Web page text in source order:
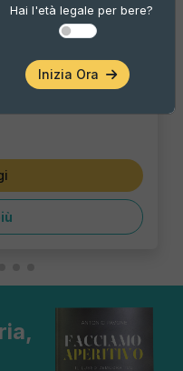
Hai l'età legale per bere?
Inizia Ora